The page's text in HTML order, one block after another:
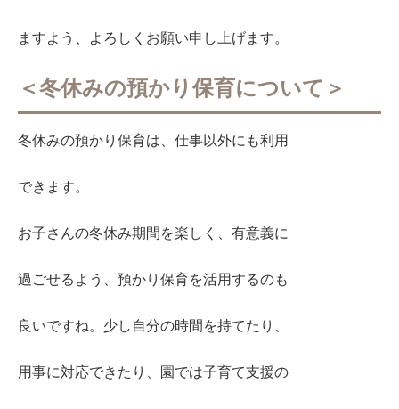
ますよう、よろしくお願い申し上げます。
＜冬休みの預かり保育について＞
冬休みの預かり保育は、仕事以外にも利用
できます。
お子さんの冬休み期間を楽しく、有意義に
過ごせるよう、預かり保育を活用するのも
良いですね。少し自分の時間を持てたり、
用事に対応できたり、園では子育て支援の